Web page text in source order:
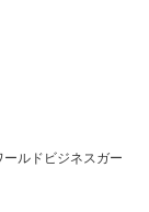
ルドビジネスガー